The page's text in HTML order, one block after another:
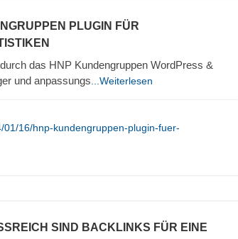
PLUGIN FÜR
das HNP Kundengruppen WordPress &
und anpassungs ...Weiterlesen
16/hnp-kundengruppen-plugin-fuer-
SIND BACKLINKS FÜR EINE